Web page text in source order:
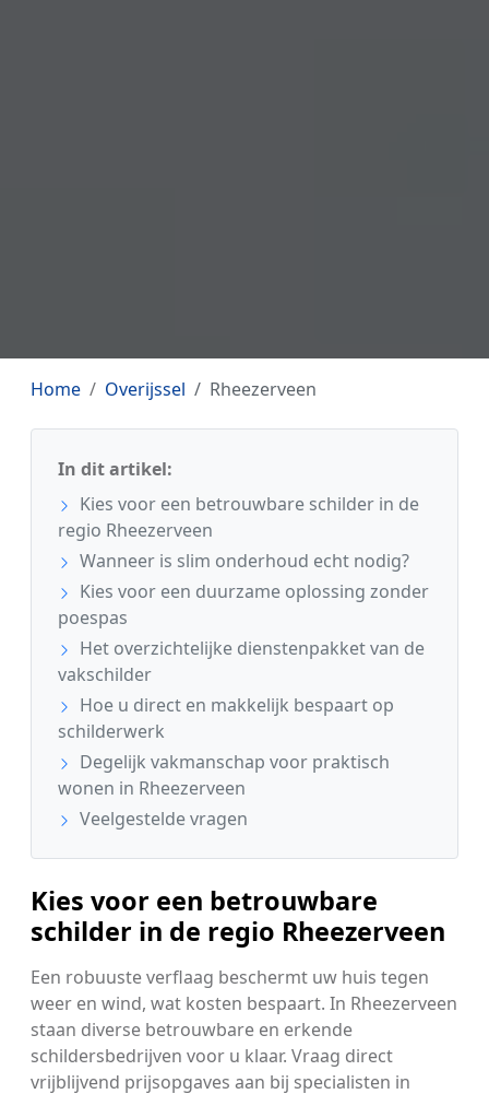
Home Overijssel Rheezerveen
In dit artikel:
Kies voor een betrouwbare schilder in de
regio Rheezerveen
Wanneer is slim onderhoud echt nodig?
Kies voor een duurzame oplossing zonder
poespas
Het overzichtelijke dienstenpakket van de
vakschilder
Hoe u direct en makkelijk bespaart op
schilderwerk
Degelijk vakmanschap voor praktisch
wonen in Rheezerveen
Veelgestelde vragen
Kies voor een betrouwbare
schilder in de regio Rheezerveen
Een robuuste verflaag beschermt uw huis tegen
weer en wind, wat kosten bespaart. In Rheezerveen
staan diverse betrouwbare en erkende
schildersbedrijven voor u klaar. Vraag direct
vrijblijvend prijsopgaves aan bij specialisten in